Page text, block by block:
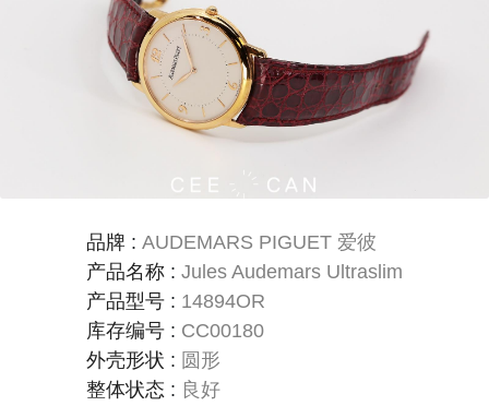
品牌 : AUDEMARS PIGUET 爱彼
产品名称 : Jules Audemars Ultraslim
产品型号 : 14894OR
库存编号 : CC00180
外壳形状 : 圆形
整体状态 : 良好